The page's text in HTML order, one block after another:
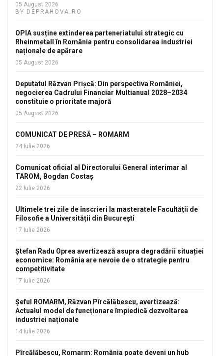
05 August 2026
BY DEPRAHOVA.RO
OPIA susține extinderea parteneriatului strategic cu
Rheinmetall în România pentru consolidarea industriei
naționale de apărare
05 August 2026
Deputatul Răzvan Prișcă: Din perspectiva României,
negocierea Cadrului Financiar Multianual 2028–2034
constituie o prioritate majoră
05 August 2026
COMUNICAT DE PRESĂ – ROMARM
24 Iulie 2026
Comunicat oficial al Directorului General interimar al
TAROM, Bogdan Costaș
22 Iulie 2026
Ultimele trei zile de înscrieri la masteratele Facultății de
Filosofie a Universității din București
17 Iulie 2026
Ștefan Radu Oprea avertizează asupra degradării situației
economice: România are nevoie de o strategie pentru
competitivitate
17 Iulie 2026
Șeful ROMARM, Răzvan Pîrcălăbescu, avertizează:
Actualul model de funcționare împiedică dezvoltarea
industriei naționale
14 Iulie 2026
Pîrcălăbescu, Romarm: România poate deveni un hub